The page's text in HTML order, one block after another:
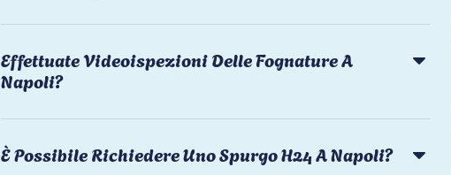
Effettuate Videoispezioni Delle Fognature A
Napoli?
È Possibile Richiedere Uno Spurgo H24 A Napoli?